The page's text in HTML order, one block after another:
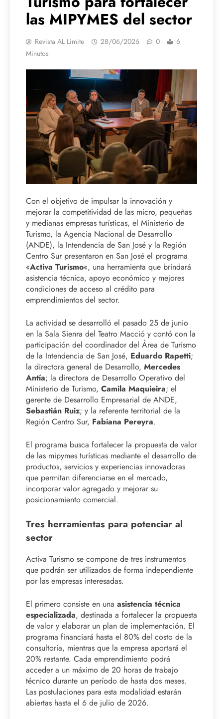
las MIPYMES del sector
Revista AL Limite 28/06/2026 0
6
Minutos
Con el objetivo de impulsar la innovación y
mejorar la competitividad de las micro, pequeñas
y medianas empresas turísticas, el Ministerio de
Turismo, la Agencia Nacional de Desarrollo
(ANDE), la Intendencia de San José y la Región
Centro Sur presentaron en San José el programa
«Activa Turismo«, una herramienta que brindará
asistencia técnica, apoyo económico y mejores
condiciones de acceso al crédito para
emprendimientos del sector.
La actividad se desarrolló el pasado 25 de junio
en la Sala Sienra del Teatro Macció y contó con la
participación del coordinador del Área de Turismo
de la Intendencia de San José, Eduardo Rapetti;
la directora general de Desarrollo, Mercedes
Antía; la directora de Desarrollo Operativo del
Ministerio de Turismo, Camila Maquieira; el
gerente de Desarrollo Empresarial de ANDE,
Sebastián Ruiz; y la referente territorial de la
Región Centro Sur, Fabiana Pereyra.
El programa busca fortalecer la propuesta de valor
de las mipymes turísticas mediante el desarrollo de
productos, servicios y experiencias innovadoras
que permitan diferenciarse en el mercado,
incorporar valor agregado y mejorar su
posicionamiento comercial.
Tres herramientas para potenciar al
sector
Activa Turismo se compone de tres instrumentos
que podrán ser utilizados de forma independiente
por las empresas interesadas.
El primero consiste en una asistencia técnica
especializada, destinada a fortalecer la propuesta
de valor y elaborar un plan de implementación. El
programa financiará hasta el 80% del costo de la
consultoría, mientras que la empresa aportará el
20% restante. Cada emprendimiento podrá
acceder a un máximo de 20 horas de trabajo
técnico durante un período de hasta dos meses.
Las postulaciones para esta modalidad estarán
abiertas hasta el 6 de julio de 2026.